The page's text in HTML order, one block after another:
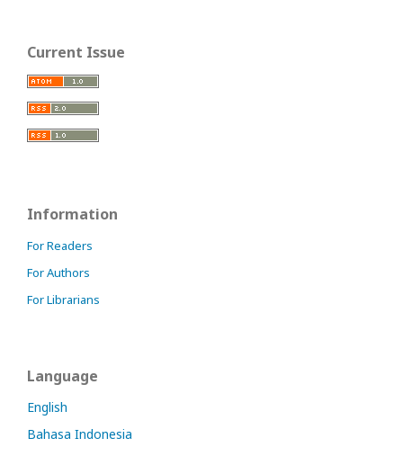
Current Issue
Information
For Readers
For Authors
For Librarians
Language
English
Bahasa Indonesia